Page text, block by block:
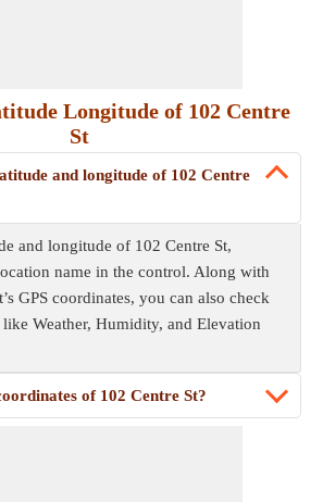
Longitude of 102 Centre
St
and longitude of 102 Centre
and longitude of 102 Centre St,
name in the control. Along with
GPS coordinates, you can also check
like Weather, Humidity, and Elevation
of 102 Centre St?